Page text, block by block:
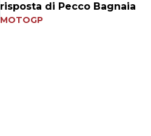
risposta di Pecco Bagnaia
MOTOGP